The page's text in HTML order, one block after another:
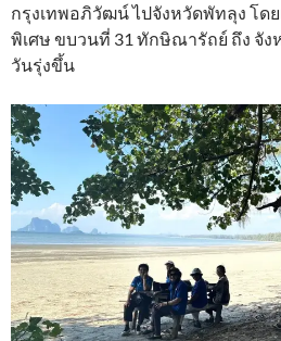
กรุงเทพอภิวัฒน์ ไปจังหวัดพัทลุง โด
พิเศษ ขบวนที่ 31 ทักษิณารัถย์ ถึง จัง
วันรุ่งขึ้น